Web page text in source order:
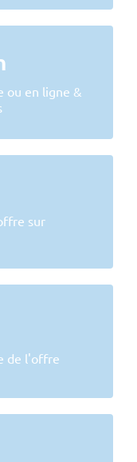
ou en ligne &
sur
de l'offre